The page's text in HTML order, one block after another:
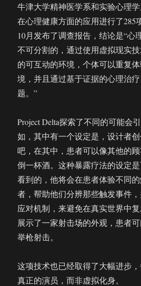
牛津大学精神医学系和实验心理
在心理健康方面的应用进行了285
10月发布了调查报告，结论是“心
不可分割的，通过使用虚拟现实
的可互动的环境，个体可以重复
境，并且通过基于证据的心理治
题。”
Project Delta探索了不同的可能会
如，其中有一个设定是，设计者
吧，在其中，患者可以像其他的
倒一杯酒。这种暴露疗法的设定
看到的，他将会在患者体验不同
者，帮助他们分辨那些触发事件
应对机制，来避免在真实世界中
展示了一家射击场的外观，患者
举枪射击。
这项技术也已经取得了大幅进步
真正的演员，而非虚拟化身。